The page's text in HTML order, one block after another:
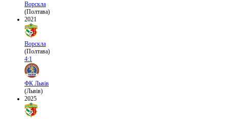
Ворскла
(Полтава)
2021
Ворскла
(Полтава)
4:1
ФК Львів
(Львів)
2025